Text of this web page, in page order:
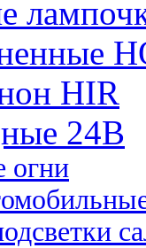
HIR
24B
огни